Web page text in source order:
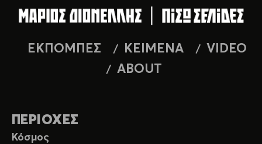
ΕΚΠΟΜΠΕΣ ΚΕΙΜΕΝΑ
VIDEO
ABOUT
ΠΕΡΙΟΧΕΣ
Κόσμος